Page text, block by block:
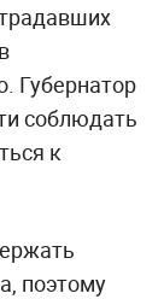
Губернатор
соблюдать
к
поэтому